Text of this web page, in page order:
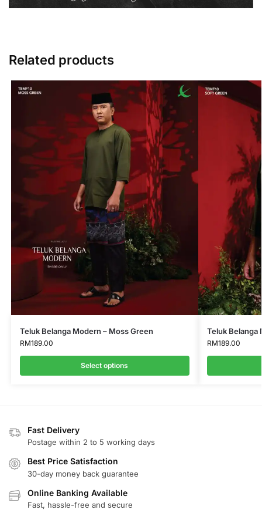
Related products
Teluk Belanga Modern – Moss Green
RM189.00
Select options
Teluk Belanga
RM189.00
Fast Delivery
Postage within 2 to 5 working days
Best Price Satisfaction
30-day money back guarantee
Online Banking Available
Fast, hassle-free and secure